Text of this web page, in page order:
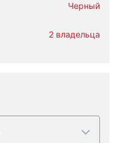
Черный
2 владельца